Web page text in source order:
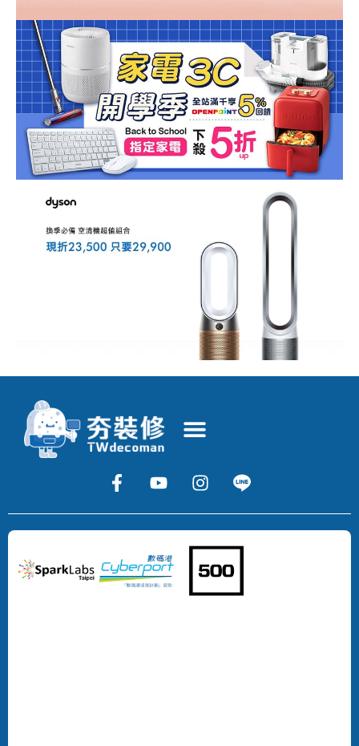
Copyright
2024
DECOMAN